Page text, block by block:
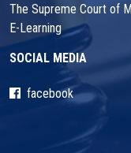
The Supreme Court of
E-Learning
SOCIAL MEDIA
facebook